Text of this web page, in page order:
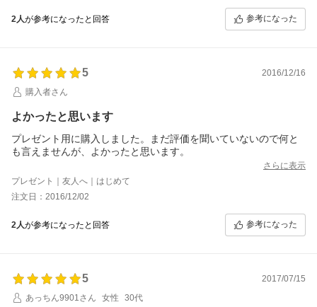
2人が参考になったと回答 参考になった
5
2016/12/16
購入者さん
よかったと思います
プレゼント用に購入しました。まだ評価を聞いていないので何と
も言えませんが、よかったと思います。
さらに表示
プレゼント｜友人へ｜はじめて
注文日：2016/12/02
2人が参考になったと回答 参考になった
5
2017/07/15
あっちん9901さん
女性 30代